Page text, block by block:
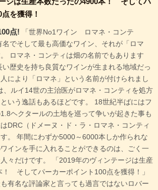
を獲得！
点! 「世界No1ワイン ロマネ・コンテ
名でそして最も高価なワイン、それが「ロマ
ロマネ・コンティは畑の名前でもあります
歴史を持ち良質なワインが生まれる地域だっ
により「ロマネ」という名前が付けられまし
、ルイ14世の主治医がロマネ・コンティを処方
いう逸話もあるほどです。 18世紀半ばにはフ
ヘクタールの土地を巡って争いが起きた事も
DRC（ドメーヌ・ド・ラ・ロマネ・コンティ
。 年間にわずか5000～6000本しか作られな
インを手に入れることができるのは、ごく一
々だけです。 「2019年のヴィンテージは生産
そしてパーカーポイント100点を獲得！」
有名な評論家と言っても過言ではないロバー